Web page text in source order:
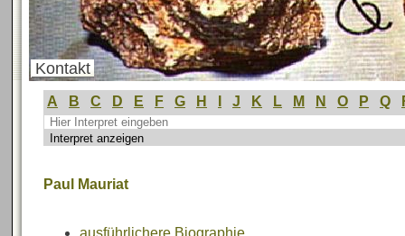
Kontakt
A B C D E F G H J K L M N O P Q
Paul Mauriat
ausführlichere Biographie